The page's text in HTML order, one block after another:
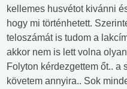
kellemes husvétot kivánni
hogy mi történhetett.
teloszámát is tudom a
akkor nem is lett volna
Folyton kérdezgettem őt.. a
követem annyira.. Sok